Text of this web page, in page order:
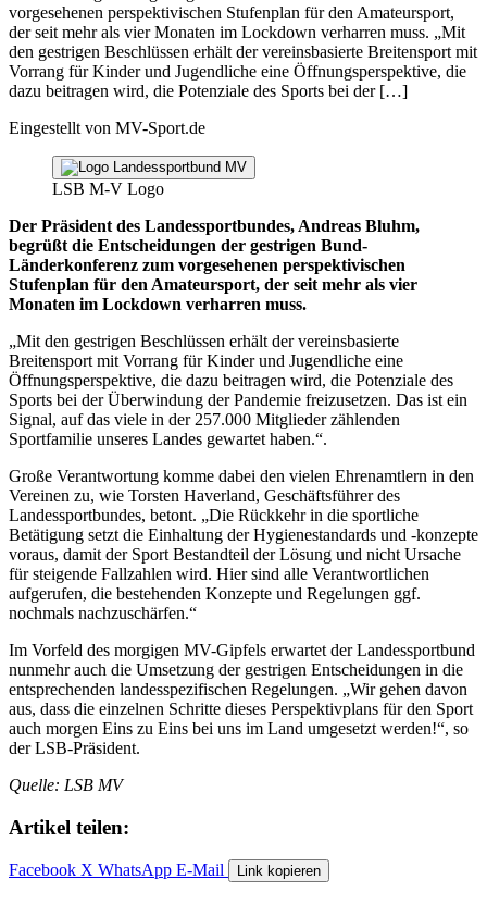
vorgesehenen perspektivischen Stufenplan für den Amateursport,
der seit mehr als vier Monaten im Lockdown verharren muss. „Mit
den gestrigen Beschlüssen erhält der vereinsbasierte Breitensport mit
Vorrang für Kinder und Jugendliche eine Öffnungsperspektive, die
dazu beitragen wird, die Potenziale des Sports bei der […]
Eingestellt von MV-Sport.de
LSB M-V Logo
Der Präsident des Landessportbundes, Andreas Bluhm,
begrüßt die Entscheidungen der gestrigen Bund-
Länderkonferenz zum vorgesehenen perspektivischen
Stufenplan für den Amateursport, der seit mehr als vier
Monaten im Lockdown verharren muss.
„Mit den gestrigen Beschlüssen erhält der vereinsbasierte
Breitensport mit Vorrang für Kinder und Jugendliche eine
Öffnungsperspektive, die dazu beitragen wird, die Potenziale des
Sports bei der Überwindung der Pandemie freizusetzen. Das ist ein
Signal, auf das viele in der 257.000 Mitglieder zählenden
Sportfamilie unseres Landes gewartet haben.“.
Große Verantwortung komme dabei den vielen Ehrenamtlern in den
Vereinen zu, wie Torsten Haverland, Geschäftsführer des
Landessportbundes, betont. „Die Rückkehr in die sportliche
Betätigung setzt die Einhaltung der Hygienestandards und -konzepte
voraus, damit der Sport Bestandteil der Lösung und nicht Ursache
für steigende Fallzahlen wird. Hier sind alle Verantwortlichen
aufgerufen, die bestehenden Konzepte und Regelungen ggf.
nochmals nachzuschärfen.“
Im Vorfeld des morgigen MV-Gipfels erwartet der Landessportbund
nunmehr auch die Umsetzung der gestrigen Entscheidungen in die
entsprechenden landesspezifischen Regelungen. „Wir gehen davon
aus, dass die einzelnen Schritte dieses Perspektivplans für den Sport
auch morgen Eins zu Eins bei uns im Land umgesetzt werden!“, so
der LSB-Präsident.
Quelle: LSB MV
Artikel teilen:
Facebook X WhatsApp E-Mail Link kopieren